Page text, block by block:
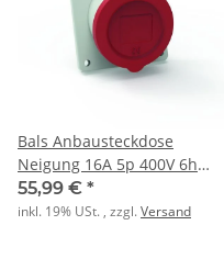
Bals Anbausteckdose
Neigung 16A 5p 400V 6h
IP54 Innolinq
55,99 € *
inkl. 19% USt. , zzgl.Versand